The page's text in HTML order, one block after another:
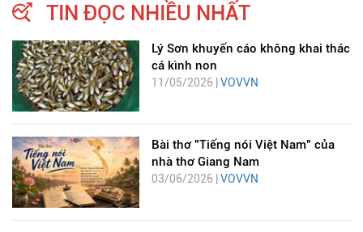
TIN ĐỌC NHIỀU NHẤT
Lý Sơn khuyến cáo không khai thác
cá kình non
11/05/2026 | VOVVN
Bài thơ "Tiếng nói Việt Nam" của
nhà thơ Giang Nam
03/06/2026 | VOVVN